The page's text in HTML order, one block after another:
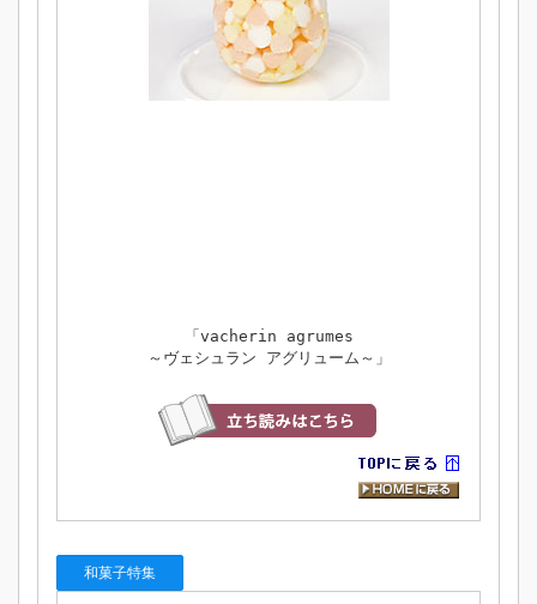
「vacherin agrumes
～ヴェシュラン アグリューム～」
和菓子特集